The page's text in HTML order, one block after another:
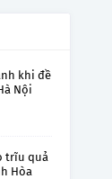
khi đề
Nội
trĩu quả
Hòa